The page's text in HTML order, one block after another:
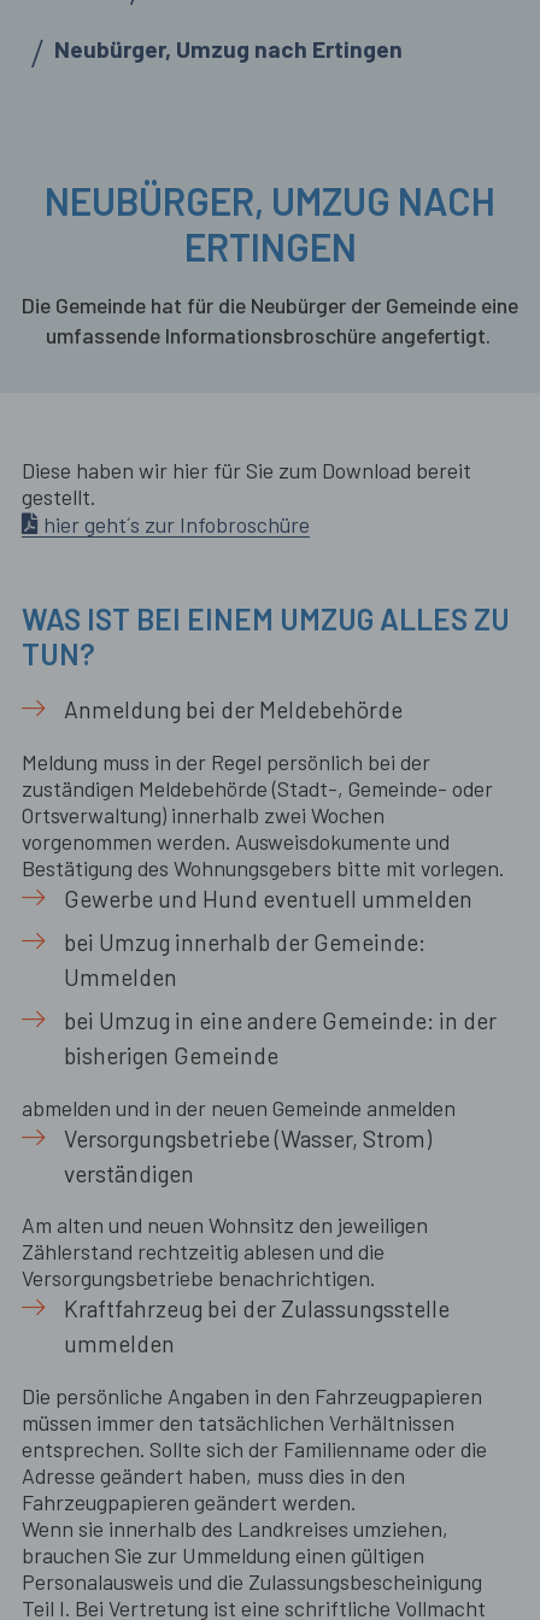
Neubürger, Umzug nach Ertingen
NEUBÜRGER, UMZUG NACH
ERTINGEN
Die Gemeinde hat für die Neubürger der Gemeinde eine
umfassende Informationsbroschüre angefertigt.
Diese haben wir hier für Sie zum Download bereit
gestellt.
hier geht´s zur Infobroschüre
WAS IST BEI EINEM UMZUG ALLES ZU
TUN?
Anmeldung bei der Meldebehörde
Meldung muss in der Regel persönlich bei der
zuständigen Meldebehörde (Stadt-, Gemeinde- oder
Ortsverwaltung) innerhalb zwei Wochen
vorgenommen werden. Ausweisdokumente und
Bestätigung des Wohnungsgebers bitte mit vorlegen.
Gewerbe und Hund eventuell ummelden
bei Umzug innerhalb der Gemeinde:
Ummelden
bei Umzug in eine andere Gemeinde: in der
bisherigen Gemeinde
abmelden und in der neuen Gemeinde anmelden
Versorgungsbetriebe (Wasser, Strom)
verständigen
Am alten und neuen Wohnsitz den jeweiligen
Zählerstand rechtzeitig ablesen und die
Versorgungsbetriebe benachrichtigen.
Kraftfahrzeug bei der Zulassungsstelle
ummelden
Die persönliche Angaben in den Fahrzeugpapieren
müssen immer den tatsächlichen Verhältnissen
entsprechen. Sollte sich der Familienname oder die
Adresse geändert haben, muss dies in den
Fahrzeugpapieren geändert werden.
Wenn sie innerhalb des Landkreises umziehen,
brauchen Sie zur Ummeldung einen gültigen
Personalausweis und die Zulassungsbescheinigung
Teil I. Bei Vertretung ist eine schriftliche Vollmacht